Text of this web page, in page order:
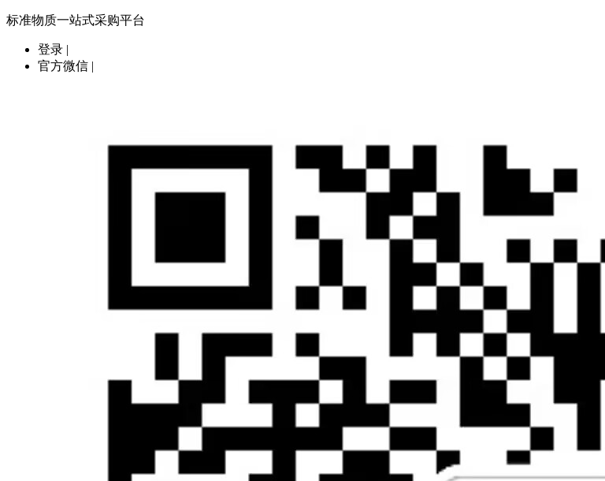
标准物质一站式采购平台
登录 |
官方微信 |